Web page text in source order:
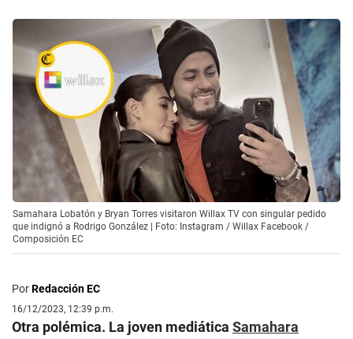
Samahara Lobatón y Bryan Torres visitaron Willax TV con singular pedido
que indignó a Rodrigo González | Foto: Instagram / Willax Facebook /
Composición EC
PorRedacción EC
16/12/2023, 12:39 p.m.
Otra polémica. La joven mediática Samahara